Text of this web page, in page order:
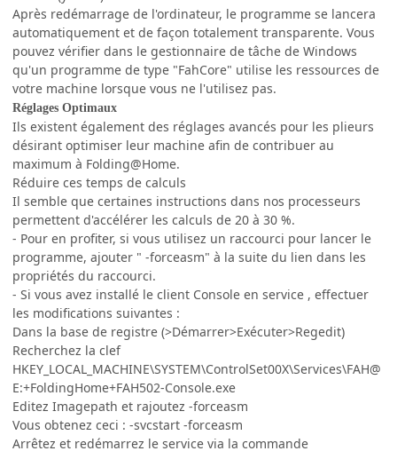
Après redémarrage de l'ordinateur, le programme se lancera
automatiquement et de façon totalement transparente. Vous
pouvez vérifier dans le gestionnaire de tâche de Windows
qu'un programme de type "FahCore" utilise les ressources de
votre machine lorsque vous ne l'utilisez pas.
Réglages Optimaux
Ils existent également des réglages avancés pour les plieurs
désirant optimiser leur machine afin de contribuer au
maximum à Folding@Home.
Réduire ces temps de calculs
Il semble que certaines instructions dans nos processeurs
permettent d'accélérer les calculs de 20 à 30 %.
- Pour en profiter, si vous utilisez un raccourci pour lancer le
programme, ajouter " -forceasm" à la suite du lien dans les
propriétés du raccourci.
- Si vous avez installé le client Console en service , effectuer
les modifications suivantes :
Dans la base de registre (>Démarrer>Exécuter>Regedit)
Recherchez la clef
HKEY_LOCAL_MACHINE\SYSTEM\ControlSet00X\Services\FAH@
E:+FoldingHome+FAH502-Console.exe
Editez Imagepath et rajoutez -forceasm
Vous obtenez ceci : -svcstart -forceasm
Arrêtez et redémarrez le service via la commande